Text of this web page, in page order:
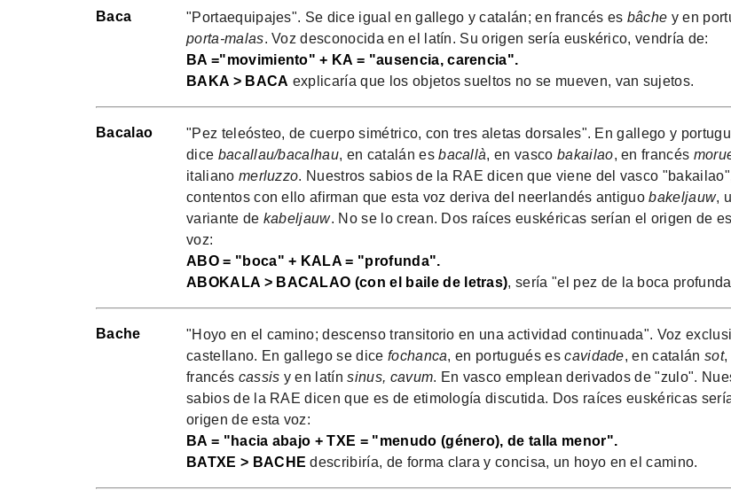
Baca "Portaequipajes". Se dice igual en gallego y catalán; en francés es bâche y en
porta-malas. Voz desconocida en el latín. Su origen sería euskérico, vendría de:
BA ="movimiento" + KA = "ausencia, carencia".
BAKA > BACA explicaría que los objetos sueltos no se mueven, van sujetos.
Bacalao
"Pez teleósteo, de cuerpo simétrico, con tres aletas dorsales". En gallego y
dice bacallau/bacalhau, en catalán esbacallà, en vasco bakailao, en francés
italiano merluzzo. Nuestros sabios de la RAE dicen que viene del vasco
contentos con ello afirman que esta voz deriva del neerlandés antiguobakeljauw,
variante de kabeljauw. No se lo crean. Dos raíces euskéricas serían el origen de
voz:
ABO = "boca" + KALA = "profunda".
ABOKALA > BACALAO (con el baile de letras), sería "el pez de la boca
Bache
"Hoyo en el camino; descenso transitorio en una actividad continuada". Voz
castellano. En gallego se dice fochanca, en portugués escavidade, en catalán sot,
francés cassis y en latínsinus, cavum. En vasco emplean derivados de "zulo".
sabios de la RAE dicen que es de etimología discutida. Dos raíces euskéricas
origen de esta voz:
BA = "hacia abajo + TXE = "menudo (género), de talla menor".
BATXE > BACHE describiría, de forma clara y concisa, un hoyo en el camino.